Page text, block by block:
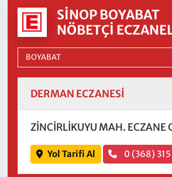
SINOP BOYABAT
NÖBETÇI
DERMAN ECZANESİ
ZİNCİRLİKUYU MAH. ECZANE
Yol Tarifi Al 0 (368) 315